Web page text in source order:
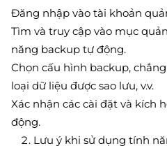
Đăng nhập vào tài khoản
Tìm và truy cập vào mục
năng backup tự động.
Chọn cấu hình backup,
loại dữ liệu được sao lưu, v.v.
Xác nhận các cài đặt và kích
động.
Lưu ý khi sử dụng tính